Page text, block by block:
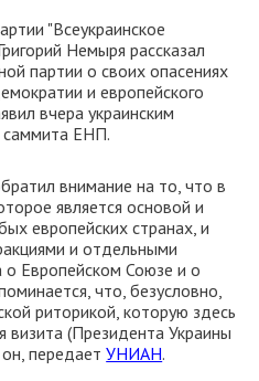
"Всеукраинское
Немыря рассказал
партии о своих опасениях
и европейского
вчера украинским
саммита ЕНП.
внимание на то, что в
является основой и
европейских странах, и
и отдельными
о Европейском Союзе и о
что, безусловно,
риторикой, которую здесь
(Президента Украины
он, передаетУНИАН.